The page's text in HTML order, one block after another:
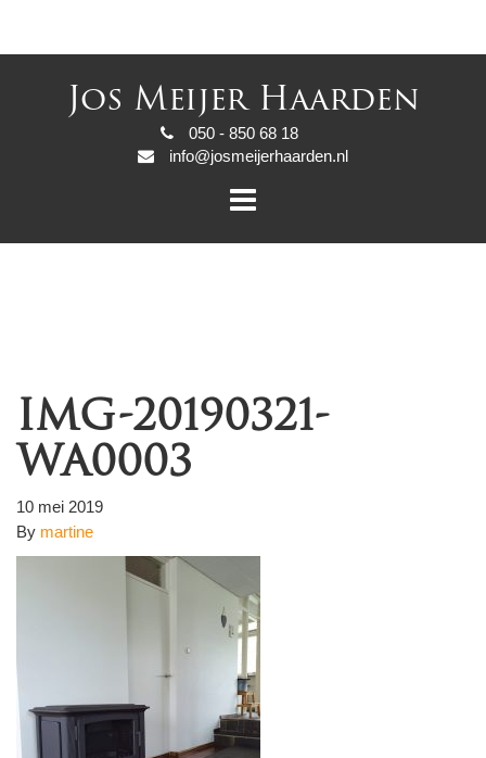
Jos Meijer Haarden
050 - 850 68 18
info@josmeijerhaarden.nl
IMG-20190321-
WA0003
10 mei 2019
By martine